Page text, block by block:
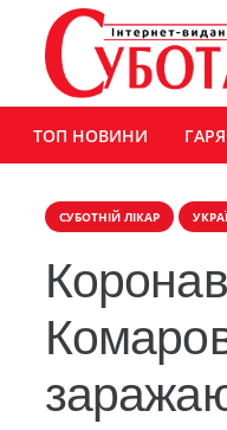
ТОП НОВИНИ
СУБОТНІЙ ЛІКАР